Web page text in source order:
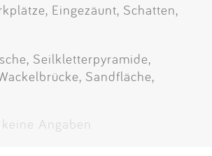
Eingezäunt, Schatten,
Seilkletterpyramide,
Sandfläche,
keine Angaben